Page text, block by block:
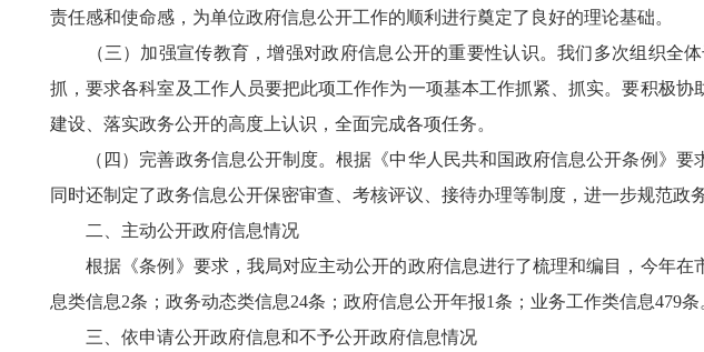
责任感和使命感，为单位政府信息公开工作的顺利进行奠定了良好的理论基础。
（三）加强宣传教育，增强对政府信息公开的重要性认识。我们多次组织全
抓，要求各科室及工作人员要把此项工作作为一项基本工作抓紧、抓实。要积极
建设、落实政务公开的高度上认识，全面完成各项任务。
（四）完善政务信息公开制度。根据《中华人民共和国政府信息公开条例》要
同时还制定了政务信息公开保密审查、考核评议、接待办理等制度，进一步规范政
二、主动公开政府信息情况
根据《条例》要求，我局对应主动公开的政府信息进行了梳理和编目，今年在
息类信息2条；政务动态类信息24条；政府信息公开年报1条；业务工作类信息479条
三、依申请公开政府信息和不予公开政府信息情况